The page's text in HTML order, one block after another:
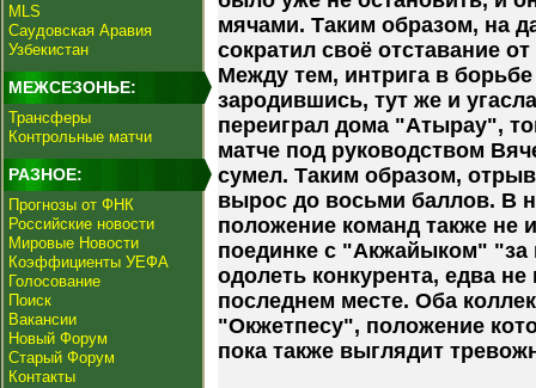
MLS
Саудовская Аравия
Узбекистан
МЕЖСЕЗОНЬЕ:
Трансферы
Контрольные матчи
РАЗНОЕ:
Прогнозы от ФНК
Российские новости
Мировые Новости
Коэффициенты УЕФА
Голосование
Поиск
Вакансии
Новый Форум
Старый Форум
Контакты
мячами. Таким образом, на
сократил своё отставание
Между тем, интрига в борьбе
зародившись, тут же и
переиграл дома "Атырау",
матче под руководством
сумел. Таким образом,
вырос до восьми баллов. В
положение команд также не
поединке с "Акжайыком" "за
одолеть конкурента, едва
последнем месте. Оба
"Окжетпесу", положение
пока также выглядит